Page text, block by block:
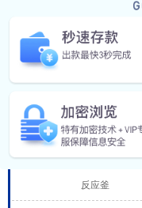
CIP清洗
乳化机
反应釜